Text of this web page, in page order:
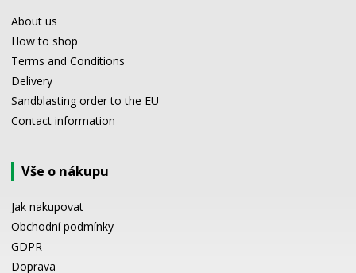
About us
How to shop
Terms and Conditions
Delivery
Sandblasting order to the EU
Contact information
Vše o nákupu
Jak nakupovat
Obchodní podmínky
GDPR
Doprava